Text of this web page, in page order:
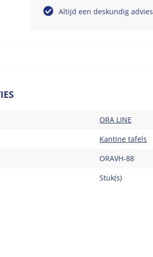
Altijd een deskundig advies
ORA LINE
Kantine tafels
ORAVH-88
Stuk(s)